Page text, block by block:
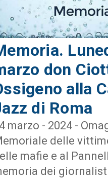
don
alla
di Roma
marzo - 2024 -
delle
mafie e al
dei